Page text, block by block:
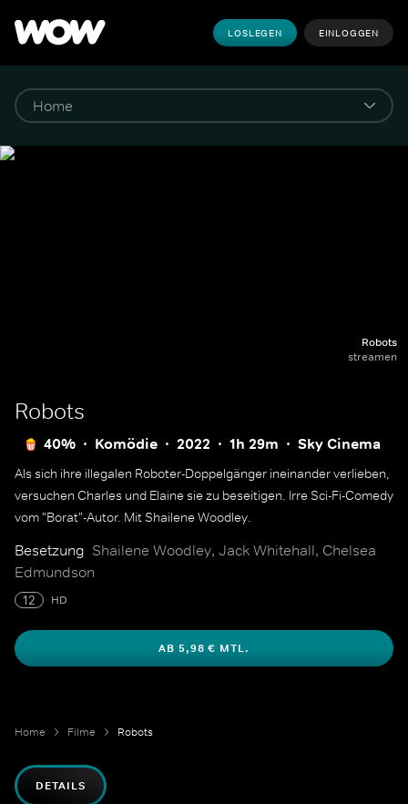
LOSLEGEN EINLOGGEN
Robots
streamen
Robots
40% Komödie 2022 1h 29m Sky Cinema
Als sich ihre illegalen Roboter-Doppelgänger ineinander verlieben,
versuchen Charles und Elaine sie zu beseitigen. Irre Sci-Fi-Comedy
vom "Borat"-Autor. Mit Shailene Woodley.
Besetzung Shailene Woodley, Jack Whitehall, Chelsea
Edmundson
12 HD
AB 5,98 € MTL.
Home Filme Robots
DETAILS